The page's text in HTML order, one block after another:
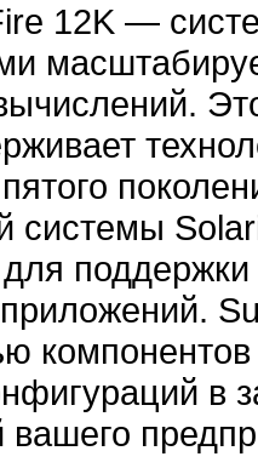
12K —
системы
поддержки
в
вашего